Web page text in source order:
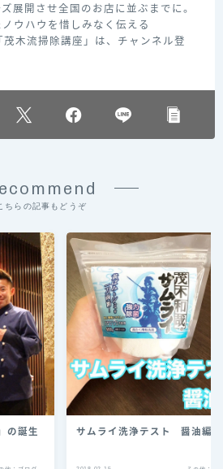
展開させ全国のお店に並ぶまでに。
ウハウを惜しみなく伝える
木流掃除講座」は、チャンネル登
ちらの記事もどうぞ
の誕生
サムライ洗浄テスト 醤油編